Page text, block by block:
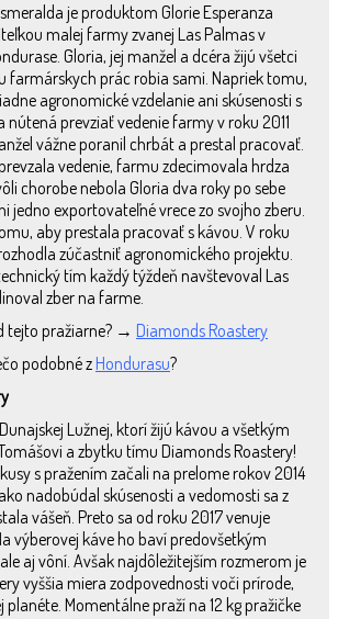
je produktom Glorie Esperanza
malej farmy zvanej Las Palmas v
Gloria, jej manžel a dcéra žijú všetci
farmárskych prác robia sami. Napriek tomu,
agronomické vzdelanie ani skúsenosti s
nútená prevziať vedenie farmy v roku 2011
vážne poranil chrbát a prestal pracovať.
vedenie, farmu zdecimovala hrdza
chorobe nebola Gloria dva roky po sebe
jedno exportovateľné vrece zo svojho zberu.
aby prestala pracovať s kávou. V roku
zúčastniť agronomického projektu.
tím každý týždeň navštevoval Las
zber na farme.
tejto pražiarne? → Diamonds Roastery
podobné z Hondurasu?
Lužnej, ktorí žijú kávou a všetkým
a zbytku tímu Diamonds Roastery!
s pražením začali na prelome rokov 2014
nadobúdal skúsenosti a vedomosti sa z
vášeň. Preto sa od roku 2017 venuje
výberovej káve ho baví predovšetkým
aj vôní. Avšak najdôležitejším rozmerom je
vyššia miera zodpovednosti voči prírode,
planéte. Momentálne praží na 12 kg pražičke